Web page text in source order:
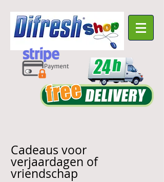
Cadeaus voor
verjaardagen of
vriendschap